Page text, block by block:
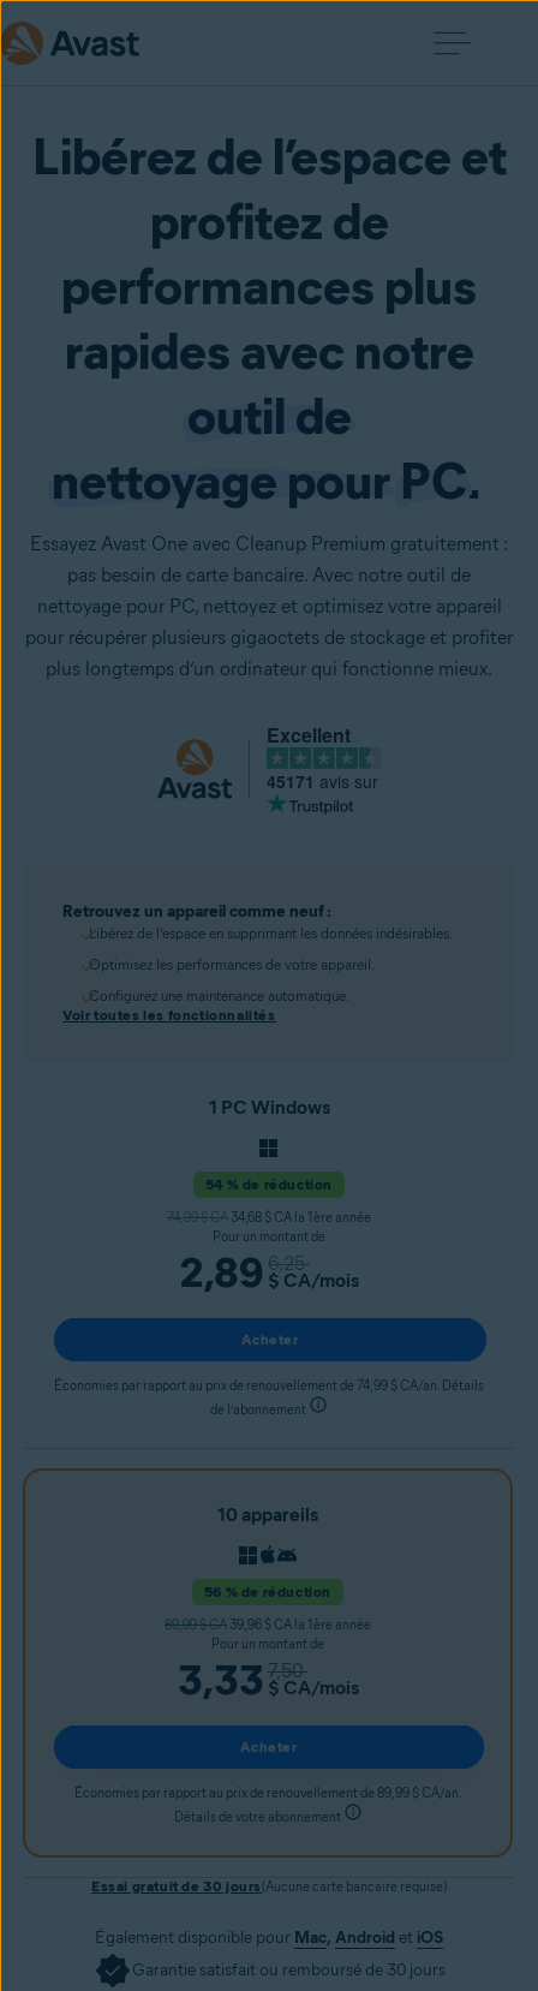
Libérez de l’espace et
profitez de
performances plus
rapides avec notre
outil de
nettoyage pour PC.
Essayez Avast One avec Cleanup Premium gratuitement :
pas besoin de carte bancaire. Avec notre outil de
nettoyage pour PC, nettoyez et optimisez votre appareil
pour récupérer plusieurs gigaoctets de stockage et profiter
plus longtemps d’un ordinateur qui fonctionne mieux.
Excellent
45171 avis sur
Retrouvez un appareil comme neuf :
Libérez de l’espace en supprimant les données indésirables.
Optimisez les performances de votre appareil.
Configurez une maintenance automatique.
Voir toutes les fonctionnalités
1 PC Windows
54 % de réduction
74,99 $ CA 34,68 $ CA la 1ère année
Pour un montant de
2,89 6,25
$ CA/mois
Acheter
Économies par rapport au prix de renouvellement de 74,99 $ CA/an. Détails
de l’abonnement
10 appareils
56 % de réduction
89,99 $ CA 39,96 $ CA la 1ère année
Pour un montant de
3,33 7,50
$ CA/mois
Acheter
Économies par rapport au prix de renouvellement de 89,99 $ CA/an.
Détails de votre abonnement
Essai gratuit de 30 jours(Aucune carte bancaire requise)
Également disponible pour Mac, Android et iOS
Garantie satisfait ou remboursé de 30 jours